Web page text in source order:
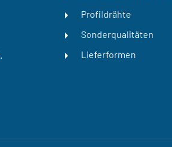
Profildrähte
Sonderqualitäten
Lieferformen